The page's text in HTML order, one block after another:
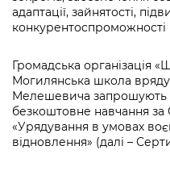
Графік роботи та
Статистика
Звернення громадян
Регуляторна
Бізнес та
Фінанси та бюджет
Безпека та
Ритуальні послуги
Відкритий бюджет
Контактний центр
Допомога
Рада з питань
Нормативна база
Порядок оскарження
бездіяльності
Звіти про
Подати
Зйомки в лікарнях в
стану / Rules for
hospitals at work
Контакти для медіа
адаптації, зайнятості,
конкурентоспроможності
Громадська організація
Могилянська школа
Мелешевича запрошують
безкоштовне навчання
«Урядування в умовах
відновлення» (далі –